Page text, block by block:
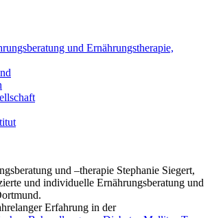
und Ernährungstherapie,
und –therapie Stephanie Siegert,
und individuelle Ernährungsberatung und
Erfahrung in der